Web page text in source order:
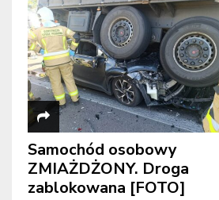
Samochód osobowy
ZMIAŻDŻONY. Droga
zablokowana [FOTO]